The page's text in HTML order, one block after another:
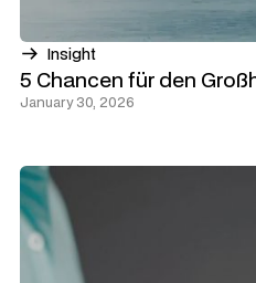
Insight
5 Chancen für den
January 30, 2026